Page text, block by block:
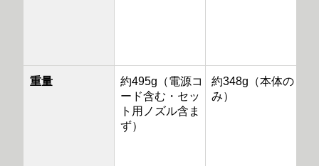
重量
約495g（電源コ
ード含む・セッ
ト用ノズル含ま
ず）
約348g（本体の
み）